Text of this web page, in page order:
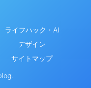
ライフハック・AI
デザイン
サイトマップ